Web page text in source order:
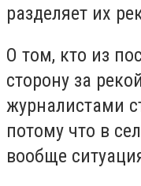
разделяет их
О том, кто из
сторону за
журналистами
потому что в
вообще